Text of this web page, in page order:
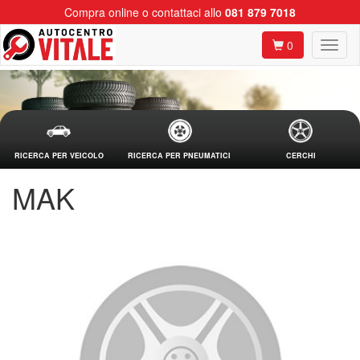
Compra online o contattaci allo 081 879 7018
0
RICERCA PER VEICOLO RICERCA PER PNEUMATICI CERCHI
MAK